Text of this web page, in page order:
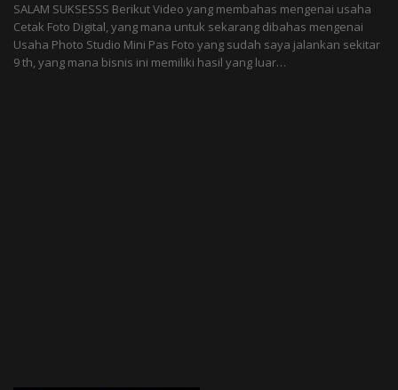
SALAM SUKSESSS Berikut Video yang membahas mengenai usaha
Cetak Foto Digital, yang mana untuk sekarang dibahas mengenai
Usaha Photo Studio Mini Pas Foto yang sudah saya jalankan sekitar
9 th, yang mana bisnis ini memiliki hasil yang luar…